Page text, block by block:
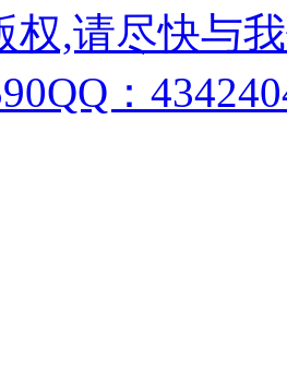
权,请尽快与
：